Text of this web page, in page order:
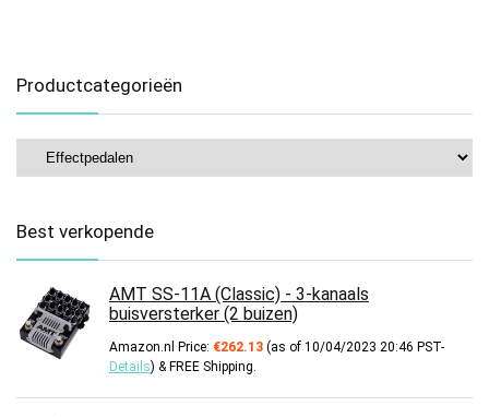
Productcategorieën
Best verkopende
AMT SS-11A (Classic) - 3-kanaals
buisversterker (2 buizen)
Amazon.nl Price: €262.13 (as of 10/04/2023 20:46 PST-
Details) & FREE Shipping